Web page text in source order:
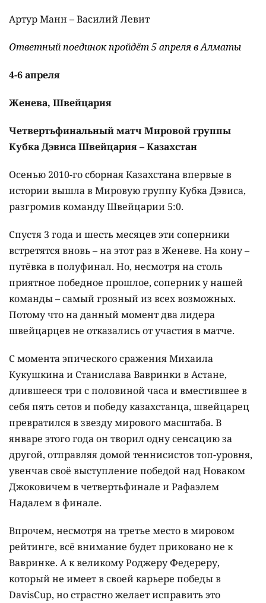
Артур Манн – Василий Левит
Ответный поединок пройдёт 5 апреля в Алматы
4-6 апреля
Женева, Швейцария
Четвертьфинальный матч Мировой группы
Кубка Дэвиса Швейцария – Казахстан
Осенью 2010-го сборная Казахстана впервые в
истории вышла в Мировую группу Кубка Дэвиса,
разгромив команду Швейцарии 5:0.
Спустя 3 года и шесть месяцев эти соперники
встретятся вновь – на этот раз в Женеве. На кону –
путёвка в полуфинал. Но, несмотря на столь
приятное победное прошлое, соперник у нашей
команды – самый грозный из всех возможных.
Потому что на данный момент два лидера
швейцарцев не отказались от участия в матче.
С момента эпического сражения Михаила
Кукушкина и Станислава Вавринки в Астане,
длившееся три с половиной часа и вместившее в
себя пять сетов и победу казахстанца, швейцарец
превратился в звезду мирового масштаба. В
январе этого года он творил одну сенсацию за
другой, отправляя домой теннисистов топ-уровня,
увенчав своё выступление победой над Новаком
Джоковичем в четвертьфинале и Рафаэлем
Надалем в финале.
Впрочем, несмотря на третье место в мировом
рейтинге, всё внимание будет приковано не к
Вавринке. А к великому Роджеру Федереру,
который не имеет в своей карьере победы в
DavisCup, но страстно желает исправить это